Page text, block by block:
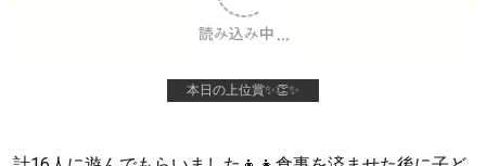
本日の上位賞✨👏✨